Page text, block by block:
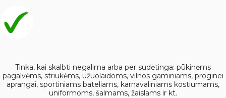
Tinka, kai skalbti negalima arba per sudėtinga: pūkinėms
pagalvėms, striukėms, užuolaidoms, vilnos gaminiams, proginei
aprangai, sportiniams bateliams, karnavaliniams kostiumams,
uniformoms, šalmams, žaislams ir kt.